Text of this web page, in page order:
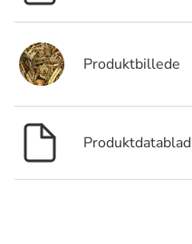
Produktbillede
Produktdatablad